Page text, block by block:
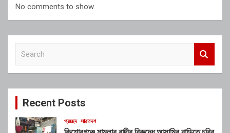
No comments to show.
c
Recent Posts
প্রচ্ছদ সারাদেশ